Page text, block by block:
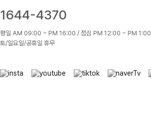
1644-4370
평일 AM 09:00 ~ PM 16:00 / 점심 PM 12:00 ~ PM 1:00
토/일요일/공휴일 휴무